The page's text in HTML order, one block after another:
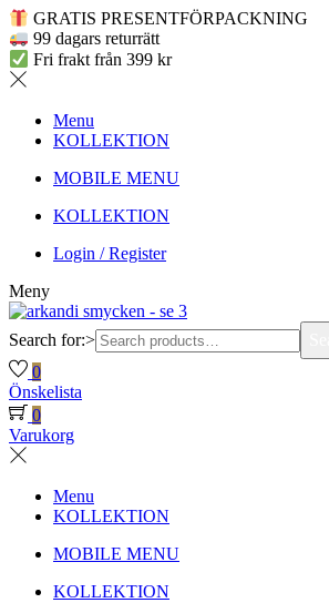
GRATIS PRESENTFÖRPACKNING
99 dagars returrätt
Fri frakt från 399 kr
Menu
KOLLEKTION
MOBILE MENU
KOLLEKTION
Login / Register
Meny
Search for:>
0
Önskelista
0
Varukorg
Menu
KOLLEKTION
MOBILE MENU
KOLLEKTION